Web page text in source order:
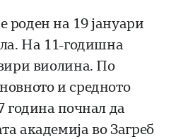
на 19 јануари
На 11-годишна
виолина. По
и средното
година почнал да
академија во Загреб